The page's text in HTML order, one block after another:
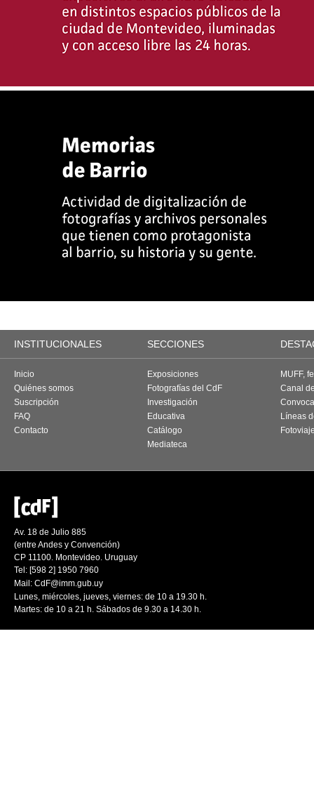
INSTITUCIONALES SECCIONES
Inicio
Quiénes somos
Suscripción
FAQ
Contacto
Exposiciones
Fotografías del CdF
Investigación
Educativa
Catálogo
Mediateca
MUFF,
Canal
Líneas
Av. 18 de Julio 885
(entre Andes y Convención)
CP 11100. Montevideo. Uruguay
Tel: [598 2] 1950 7960
Mail: CdF@imm.gub.uy
Lunes, miércoles, jueves, viernes: de 10 a 19.30 h.
Martes: de 10 a 21 h. Sábados de 9.30 a 14.30 h.